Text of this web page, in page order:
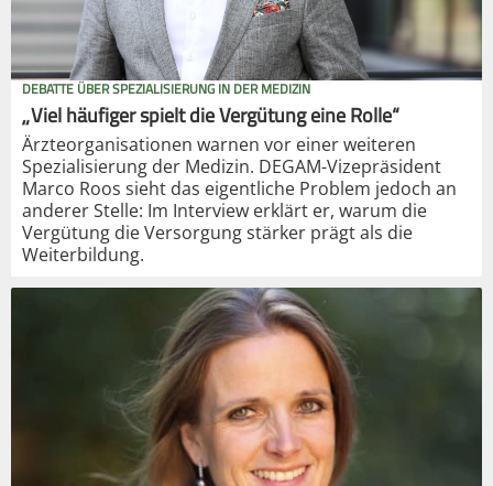
DEBATTE ÜBER SPEZIALISIERUNG IN DER MEDIZIN
„Viel häufiger spielt die Vergütung eine Rolle“
Ärzteorganisationen warnen vor einer weiteren
Spezialisierung der Medizin. DEGAM-Vizepräsident
Marco Roos sieht das eigentliche Problem jedoch an
anderer Stelle: Im Interview erklärt er, warum die
Vergütung die Versorgung stärker prägt als die
Weiterbildung.